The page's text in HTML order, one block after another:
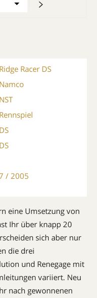
Ridge Racer DS
Namco
NST
Rennspiel
DS
DS
/ 2005
eine Umsetzung von
Ihr über knapp 20
sich aber nur
die drei
und Renegage mit
variiert. Neu
nach gewonnenen